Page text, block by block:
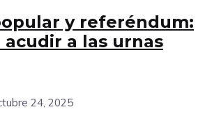
y referéndum:
a las urnas
24, 2025